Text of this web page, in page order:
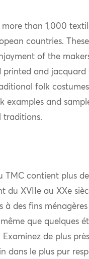
more than 1,000
countries.
of the
printed and
folk
examples and
traditions.
TMC contient plus
du XVIIe au XXe
à des fins
que quelques
Examinez de plus
dans le plus pur